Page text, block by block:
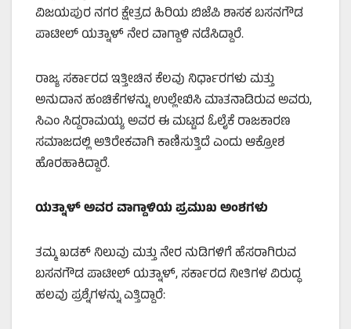
ವಿಜಯಪುರ ನಗರ ಕ್ಷೇತ್ರದ ಹಿರಿಯ ಬಿಜೆಪಿ ಶಾಸಕ ಬಸನಗೌಡ
ಪಾಟೀಲ್ ಯತ್ನಾಳ್ ನೇರ ವಾಗ್ದಾಳಿ ನಡೆಸಿದ್ದಾರೆ.
ರಾಜ್ಯ ಸರ್ಕಾರದ ಇತ್ತೀಚಿನ ಕೆಲವು ನಿರ್ಧಾರಗಳು ಮತ್ತು
ಅನುದಾನ ಹಂಚಿಕೆಗಳನ್ನು ಉಲ್ಲೇಖಿಸಿ ಮಾತನಾಡಿರುವ ಅವರು,
ಸಿಎಂ ಸಿದ್ದರಾಮಯ್ಯ ಅವರ ಈ ಮಟ್ಟದ ಓಲೈಕೆ ರಾಜಕಾರಣ
ಸಮಾಜದಲ್ಲಿ ಅತಿರೇಕವಾಗಿ ಕಾಣಿಸುತ್ತಿದೆ ಎಂದು ಆಕ್ರೋಶ
ಹೊರಹಾಕಿದ್ದಾರೆ.
ಯತ್ನಾಳ್ ಅವರ ವಾಗ್ದಾಳಿಯ ಪ್ರಮುಖ ಅಂಶಗಳು
ತಮ್ಮ ಖಡಕ್ ನಿಲುವು ಮತ್ತು ನೇರ ನುಡಿಗಳಿಗೆ ಹೆಸರಾಗಿರುವ
ಬಸನಗೌಡ ಪಾಟೀಲ್ ಯತ್ನಾಳ್, ಸರ್ಕಾರದ ನೀತಿಗಳ ವಿರುದ್ಧ
ಹಲವು ಪ್ರಶ್ನೆಗಳನ್ನು ಎತ್ತಿದ್ದಾರೆ: